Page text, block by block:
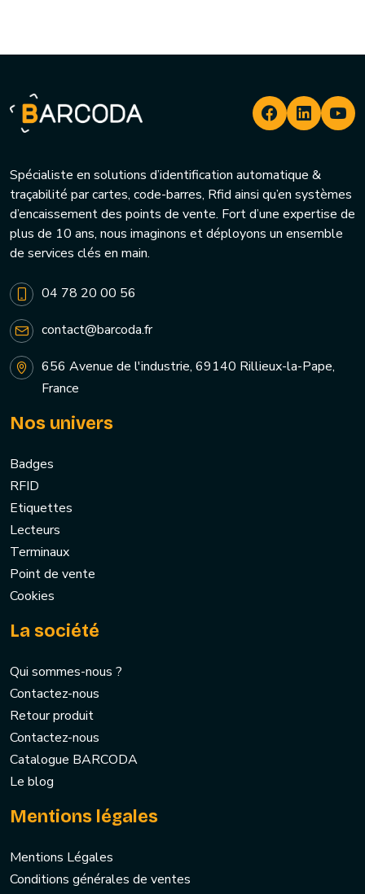
Spécialiste en solutions d’identification automatique &
traçabilité par cartes, code-barres, Rfid ainsi qu’en systèmes
d’encaissement des points de vente. Fort d’une expertise de
plus de 10 ans, nous imaginons et déployons un ensemble
de services clés en main.
04 78 20 00 56
contact@barcoda.fr
656 Avenue de l'industrie, 69140 Rillieux-la-Pape,
France
Nos univers
Badges
RFID
Etiquettes
Lecteurs
Terminaux
Point de vente
Cookies
La société
Qui sommes-nous ?
Contactez-nous
Retour produit
Contactez-nous
Catalogue BARCODA
Le blog
Mentions légales
Mentions Légales
Conditions générales de ventes